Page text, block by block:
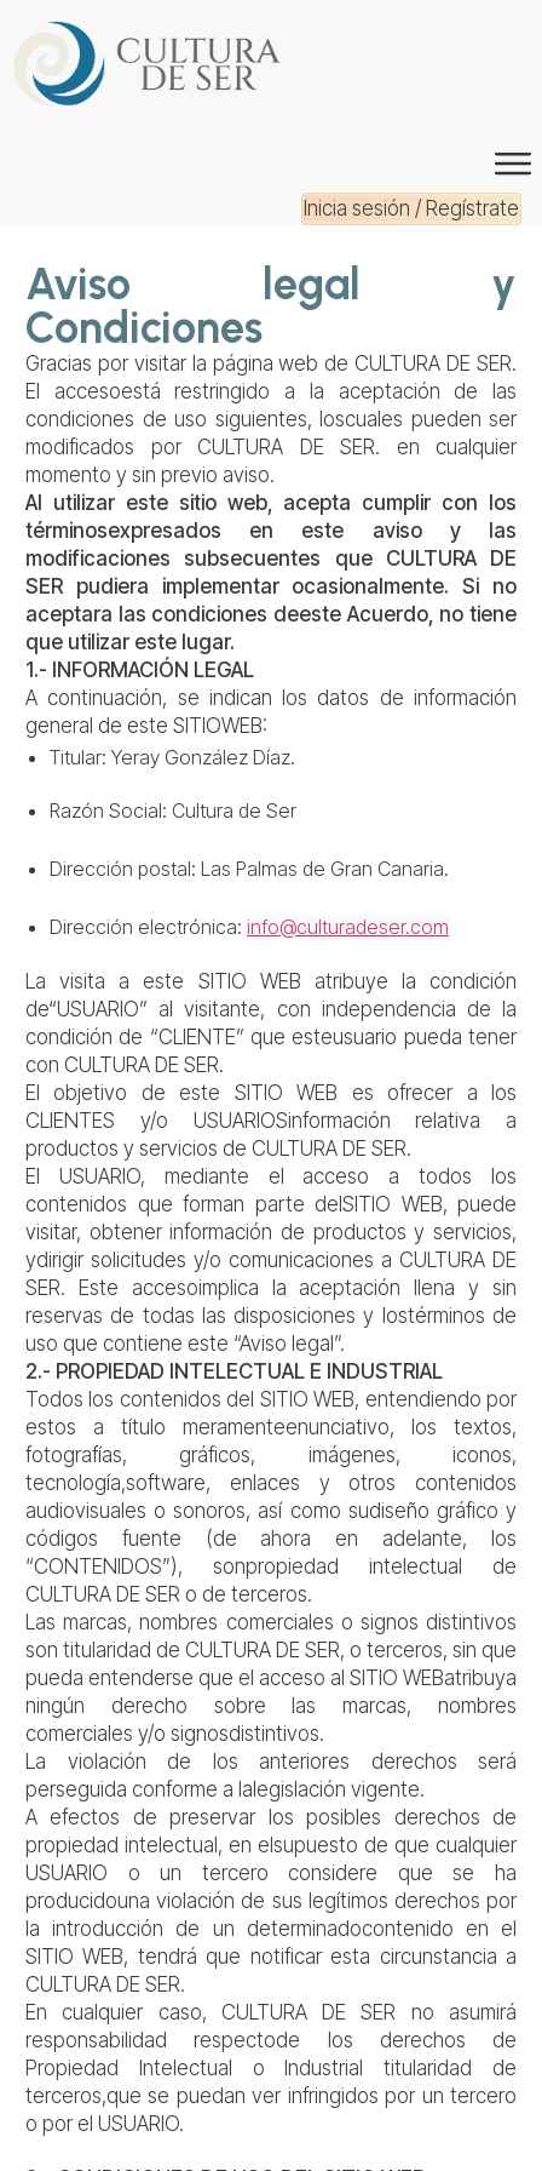
Inicia sesión / Regístrate
Aviso legal y
Condiciones
Gracias por visitar la página web de CULTURA DE SER.
El accesoestá restringido a la aceptación de las
condiciones de uso siguientes, loscuales pueden ser
modificados por CULTURA DE SER. en cualquier
momento y sin previo aviso.
Al utilizar este sitio web, acepta cumplir con los
términosexpresados en este aviso y las
modificaciones subsecuentes que CULTURA DE
SER pudiera implementar ocasionalmente. Si no
aceptara las condiciones deeste Acuerdo, no tiene
que utilizar este lugar.
1.- INFORMACIÓN LEGAL
A continuación, se indican los datos de información
general de este SITIOWEB:
Titular: Yeray González Díaz.
Razón Social: Cultura de Ser
Dirección postal: Las Palmas de Gran Canaria.
Dirección electrónica: info@culturadeser.com
La visita a este SITIO WEB atribuye la condición
de“USUARIO” al visitante, con independencia de la
condición de “CLIENTE” que esteusuario pueda tener
con CULTURA DE SER.
El objetivo de este SITIO WEB es ofrecer a los
CLIENTES y/o USUARIOSinformación relativa a
productos y servicios de CULTURA DE SER.
El USUARIO, mediante el acceso a todos los
contenidos que forman parte delSITIO WEB, puede
visitar, obtener información de productos y servicios,
ydirigir solicitudes y/o comunicaciones a CULTURA DE
SER. Este accesoimplica la aceptación llena y sin
reservas de todas las disposiciones y lostérminos de
uso que contiene este “Aviso legal”.
2.- PROPIEDAD INTELECTUAL E INDUSTRIAL
Todos los contenidos del SITIO WEB, entendiendo por
estos a título meramenteenunciativo, los textos,
fotografías, gráficos, imágenes, iconos,
tecnología,software, enlaces y otros contenidos
audiovisuales o sonoros, así como sudiseño gráfico y
códigos fuente (de ahora en adelante, los
“CONTENIDOS”), sonpropiedad intelectual de
CULTURA DE SER o de terceros.
Las marcas, nombres comerciales o signos distintivos
son titularidad de CULTURA DE SER, o terceros, sin que
pueda entenderse que el acceso al SITIO WEBatribuya
ningún derecho sobre las marcas, nombres
comerciales y/o signosdistintivos.
La violación de los anteriores derechos será
perseguida conforme a lalegislación vigente.
A efectos de preservar los posibles derechos de
propiedad intelectual, en elsupuesto de que cualquier
USUARIO o un tercero considere que se ha
producidouna violación de sus legítimos derechos por
la introducción de un determinadocontenido en el
SITIO WEB, tendrá que notificar esta circunstancia a
CULTURA DE SER.
En cualquier caso, CULTURA DE SER no asumirá
responsabilidad respectode los derechos de
Propiedad Intelectual o Industrial titularidad de
terceros,que se puedan ver infringidos por un tercero
o por el USUARIO.